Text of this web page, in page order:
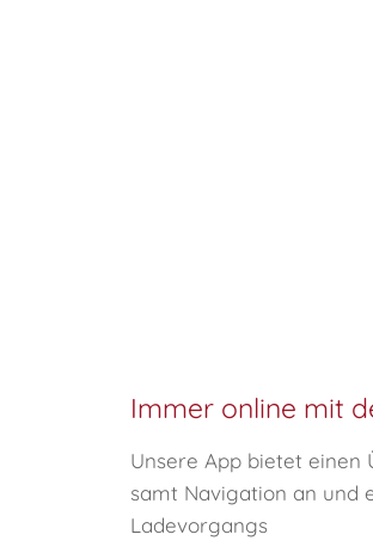
Immer online mit
Unsere App bietet
samt Navigation an und
Ladevorgangs